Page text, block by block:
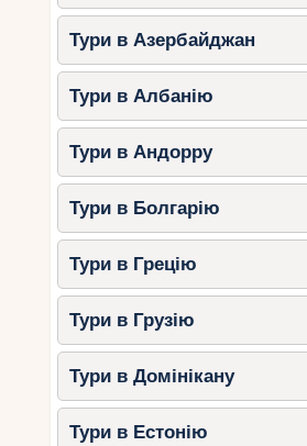
Тури в Азербайджан
Тури в Албанію
Тури в Андорру
Тури в Болгарію
Тури в Грецію
Тури в Грузію
Тури в Домінікану
Тури в Естонію